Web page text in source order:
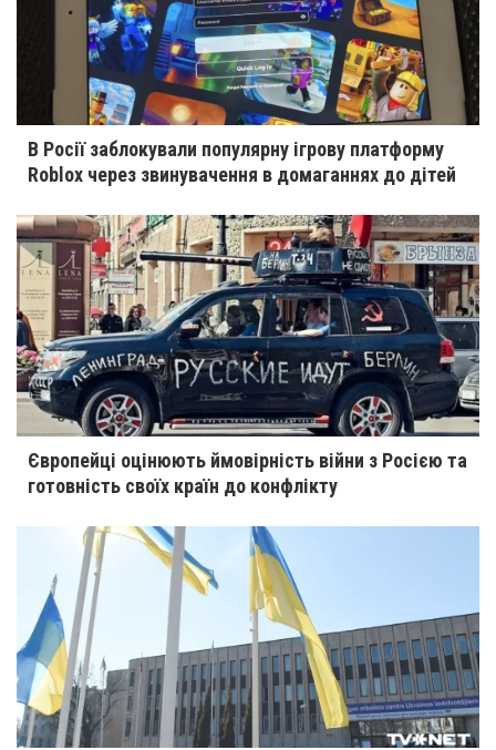
В Росії заблокували популярну ігрову платформу
Roblox через звинувачення в домаганнях до дітей
Європейці оцінюють ймовірність війни з Росією та
готовність своїх країн до конфлікту